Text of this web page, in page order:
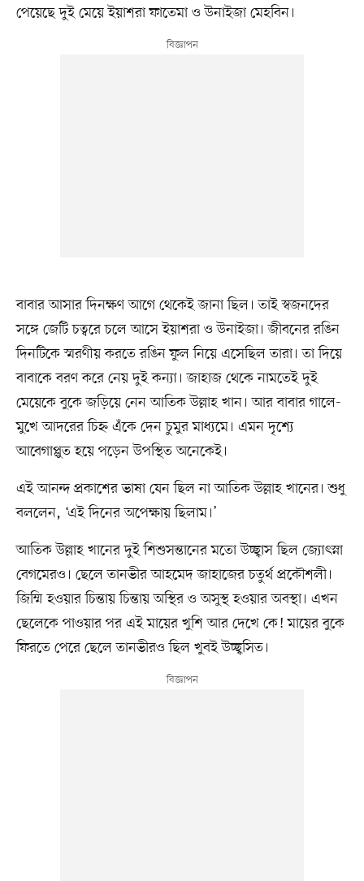
পেয়েছে দুই মেয়ে ইয়াশরা ফাতেমা ও উনাইজা মেহবিন।
বাবার আসার দিনক্ষণ আগে থেকেই জানা ছিল। তাই স্বজনদের
সঙ্গে জেটি চত্বরে চলে আসে ইয়াশরা ও উনাইজা। জীবনের রঙিন
দিনটিকে স্মরণীয় করতে রঙিন ফুল নিয়ে এসেছিল তারা। তা দিয়ে
বাবাকে বরণ করে নেয় দুই কন্যা। জাহাজ থেকে নামতেই দুই
মেয়েকে বুকে জড়িয়ে নেন আতিক উল্লাহ খান। আর বাবার গালে-
মুখে আদরের চিহ্ন এঁকে দেন চুমুর মাধ্যমে। এমন দৃশ্যে
আবেগাপ্লুত হয়ে পড়েন উপস্থিত অনেকেই।
এই আনন্দ প্রকাশের ভাষা যেন ছিল না আতিক উল্লাহ খানের। শুধু
বললেন, ‘এই দিনের অপেক্ষায় ছিলাম।’
আতিক উল্লাহ খানের দুই শিশুসন্তানের মতো উচ্ছ্বাস ছিল জ্যোৎস্না
বেগমেরও। ছেলে তানভীর আহমেদ জাহাজের চতুর্থ প্রকৌশলী।
জিম্মি হওয়ার চিন্তায় চিন্তায় অস্থির ও অসুস্থ হওয়ার অবস্থা। এখন
ছেলেকে পাওয়ার পর এই মায়ের খুশি আর দেখে কে! মায়ের বুকে
ফিরতে পেরে ছেলে তানভীরও ছিল খুবই উচ্ছ্বসিত।